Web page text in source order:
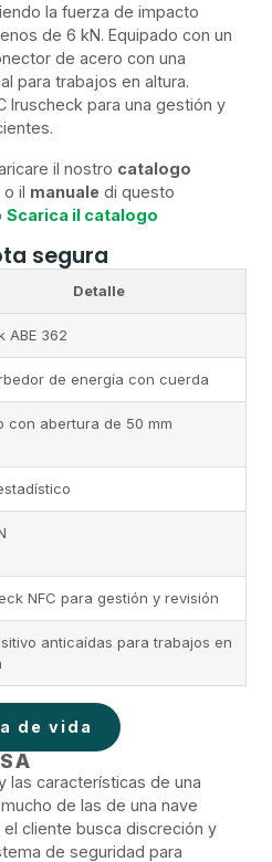
la fuerza de impacto
de 6 kN. Equipado con un
de acero con una
para trabajos en altura.
Iruscheck para una gestión y
il nostro catalogo
o il manuale di questo
Scarica il catalogo
segura
Detalle
ABE 362
de energía con cuerda
con abertura de 50 mm
NFC para gestión y revisión
anticaídas para trabajos en
de vida
las características de una
de las de una nave
cliente busca discreción y
de seguridad para